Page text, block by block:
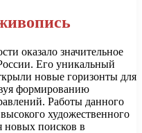
оказало значительное
Его уникальный
новые горизонты для
формированию
Работы данного
художественного
новых поисков в